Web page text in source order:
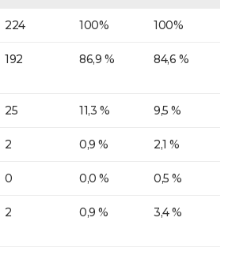
224 100% 100%
192 86,9 % 84,6 %
25 11,3 % 9,5 %
2 0,9 % 2,1 %
0 0,0 % 0,5 %
2 0,9 % 3,4 %